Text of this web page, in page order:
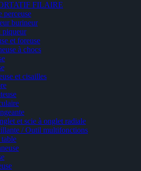
FILAIRE
perceuse
burineur
piqueur
et foreuse
à chocs
et cisailles
et scie à onglet radiale
/ Outil multifonctions
table